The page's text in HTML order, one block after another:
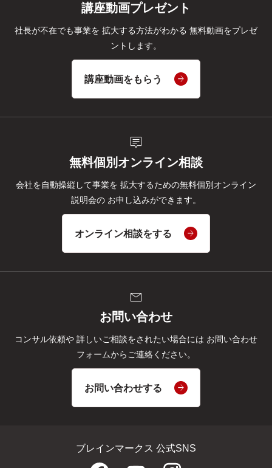
講座動画プレゼント
社長が不在でも事業を 拡大する方法がわかる 無料動画をプレゼ
ントします。
講座動画をもらう
tooltip_2
無料個別オンライン相談
会社を自動操縦して事業を 拡大するための無料個別オンライン
説明会の お申し込みができます。
オンライン相談をする
mail
お問い合わせ
コンサル依頼や 詳しいご相談をされたい場合には お問い合わせ
フォームからご連絡ください。
お問い合わせする
ブレインマークス 公式SNS